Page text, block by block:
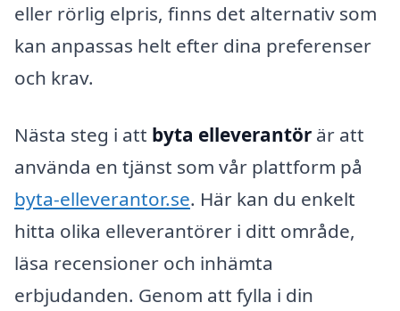
eller rörlig elpris, finns det alternativ som
kan anpassas helt efter dina preferenser
och krav.
Nästa steg i att byta elleverantör är att
använda en tjänst som vår plattform på
byta-elleverantor.se. Här kan du enkelt
hitta olika elleverantörer i ditt område,
läsa recensioner och inhämta
erbjudanden. Genom att fylla i din